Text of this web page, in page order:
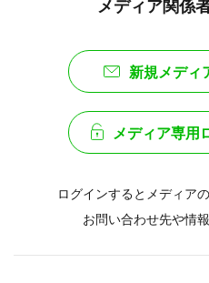
メディア関係
新規メディ
メディア専用
ログインするとメディア
お問い合わせ先や情